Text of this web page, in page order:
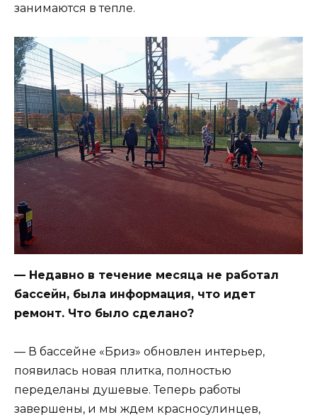
занимаются в тепле.
— Недавно в течение месяца не работал
бассейн, была информация, что идет
ремонт. Что было сделано?
— В бассейне «Бриз» обновлен интерьер,
появилась новая плитка, полностью
переделаны душевые. Теперь работы
завершены, и мы ждем красносулинцев,